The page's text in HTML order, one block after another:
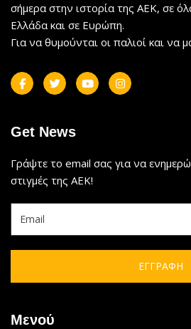
σήμερα στην ιστορία της ΑΕΚ, σε
Ελλάδα και σε Ευρώπη.
Για να θυμούνται οι παλιοί και να
Get News
Γράψτε το email σας για να
στιγμές της ΑΕΚ!
ΕΓΓΡΑΦΗ
Μενού